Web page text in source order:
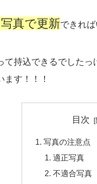
真で更新できれ
て持込できるでしたっ
ます！！！
目次
写真の注意点
適正写真
不適合写真